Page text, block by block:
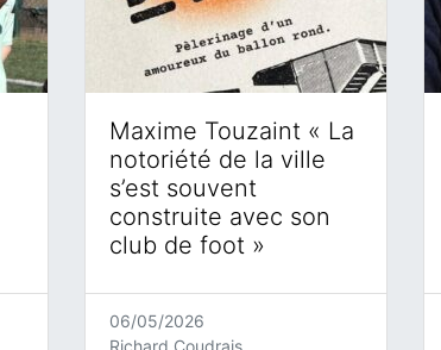
Maxime Touzaint « La
notoriété de la ville
s’est souvent
construite avec son
club de foot »
06/05/2026
Richard Coudrais